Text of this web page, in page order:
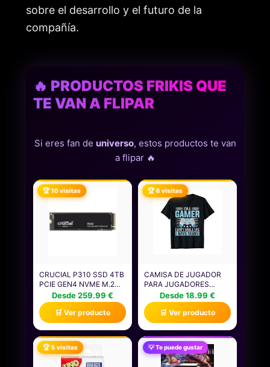
sobre el desarrollo y el futuro de la
compañía.
🔥 PRODUCTOS FRIKIS QUE
TE VAN A FLIPAR
Si eres fan de universo, estos productos te van
a flipar 🔥
🏆 10 visitas
CRUCIAL P310 SSD 4TB
PCIE GEN4 NVME M.2
2280, DISCO INTERNO,
HASTA 7.100 MB/S,
COMPATIBLE CON
ORDENADOR PORTÁTIL
Y DE SOBREMESA &
CONSOLAS DE JUEGOS
PORTÁTILES -
CT4000P310SSD801
Desde 259.99 €
🛒 Ver producto
🏆 6 visitas
CAMISA DE JUGADOR
PARA JUGADORES
NIÑOS HOMBRES
VIDEOJUEGOS JUEGOS
CAMISETA
Desde 18.99 €
🛒 Ver producto
🏆 5 visitas 💡 Te puede gustar